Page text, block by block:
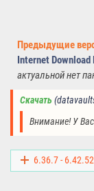
Предыдущие
Internet
актуальной нет
Скачать
Внимание! У
6.36.7 - 6.42.52